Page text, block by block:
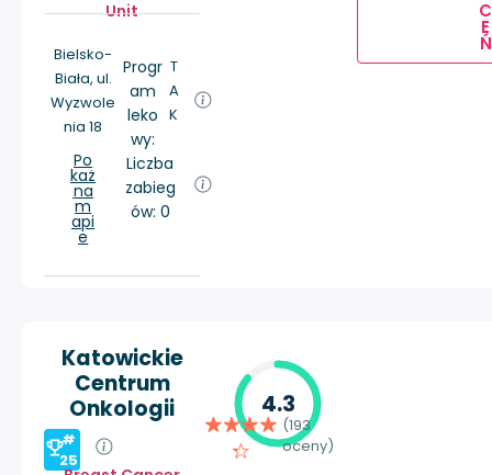
Unit
Bielsko-
Biała, ul.
Wyzwole
nia 18
Po
każ
na
m
api
e
Progr
am
leko
wy:
T
A
K
Liczba
zabieg
ów: 0
C
E
Ń
Katowickie
Centrum
Onkologii
#
25
4.3
(193
oceny)